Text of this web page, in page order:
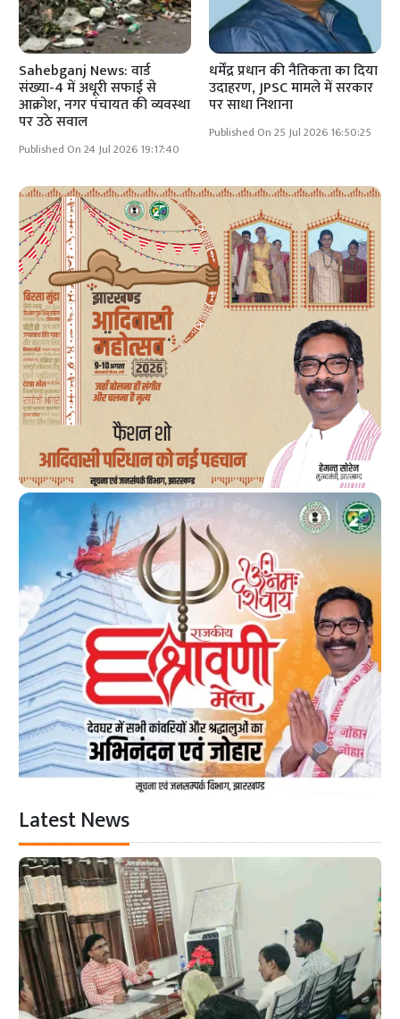
Sahebganj News: वार्ड
संख्या-4 में अधूरी सफाई से
आक्रोश, नगर पंचायत की व्यवस्था
पर उठे सवाल
Published On 24 Jul 2026 19:17:40
धर्मेंद्र प्रधान की नैतिकता का दिया
उदाहरण, JPSC मामले में सरकार
पर साधा निशाना
Published On 25 Jul 2026 16:50:25
Latest News